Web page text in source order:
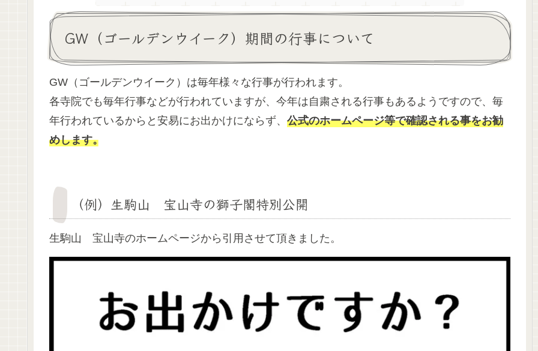
GW（ゴールデンウイーク）期間の行事について
GW（ゴールデンウイーク）は毎年様々な行事が行われます。
各寺院でも毎年行事などが行われていますが、 今年は自粛される行事もあるようですので、毎
年行われているからと安易にお出かけにならず、 公式のホームページ等で確認される事をお勧
めします。
（例）生駒山 宝山寺の獅子閣特別公開
生駒山 宝山寺のホームページから引用させて頂きました。